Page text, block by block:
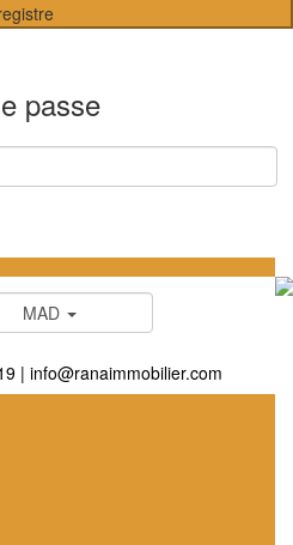
passe
MAD
| info@ranaimmobilier.com